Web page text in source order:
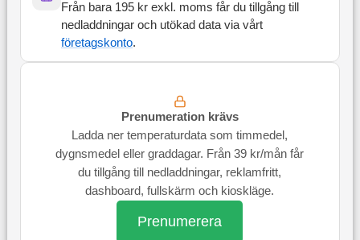
Från bara 195 kr exkl. moms får du tillgång till
nedladdningar och utökad data via vårt
företagskonto.
Prenumeration krävs
Ladda ner temperaturdata som timmedel,
dygnsmedel eller graddagar. Från 39 kr/mån får
du tillgång till nedladdningar, reklamfritt,
dashboard, fullskärm och kioskläge.
Prenumerera